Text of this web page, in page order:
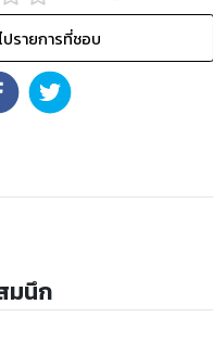
ปรายการที่ชอบ
มนึก